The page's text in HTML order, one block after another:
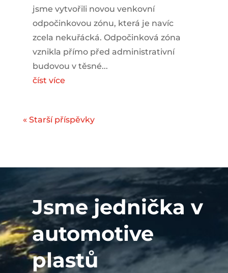
jsme vytvořili novou venkovní
odpočinkovou zónu, která je navíc
zcela nekuřácká. Odpočinková zóna
vznikla přímo před administrativní
budovou v těsné...
číst více
« Starší příspěvky
přehrávač
Jsme jednička v
automotive
plastů